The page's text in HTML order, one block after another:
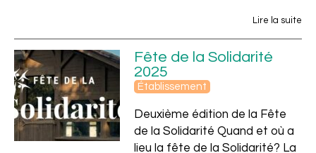
Lire la suite
Fête de la Solidarité
2025
Établissement
Deuxième édition de la Fête
de la Solidarité Quand et où a
lieu la fête de la Solidarité? La